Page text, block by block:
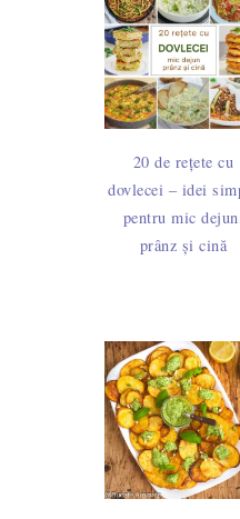
20 de rețete cu
dovlecei – idei
pentru mic
prânz și cină